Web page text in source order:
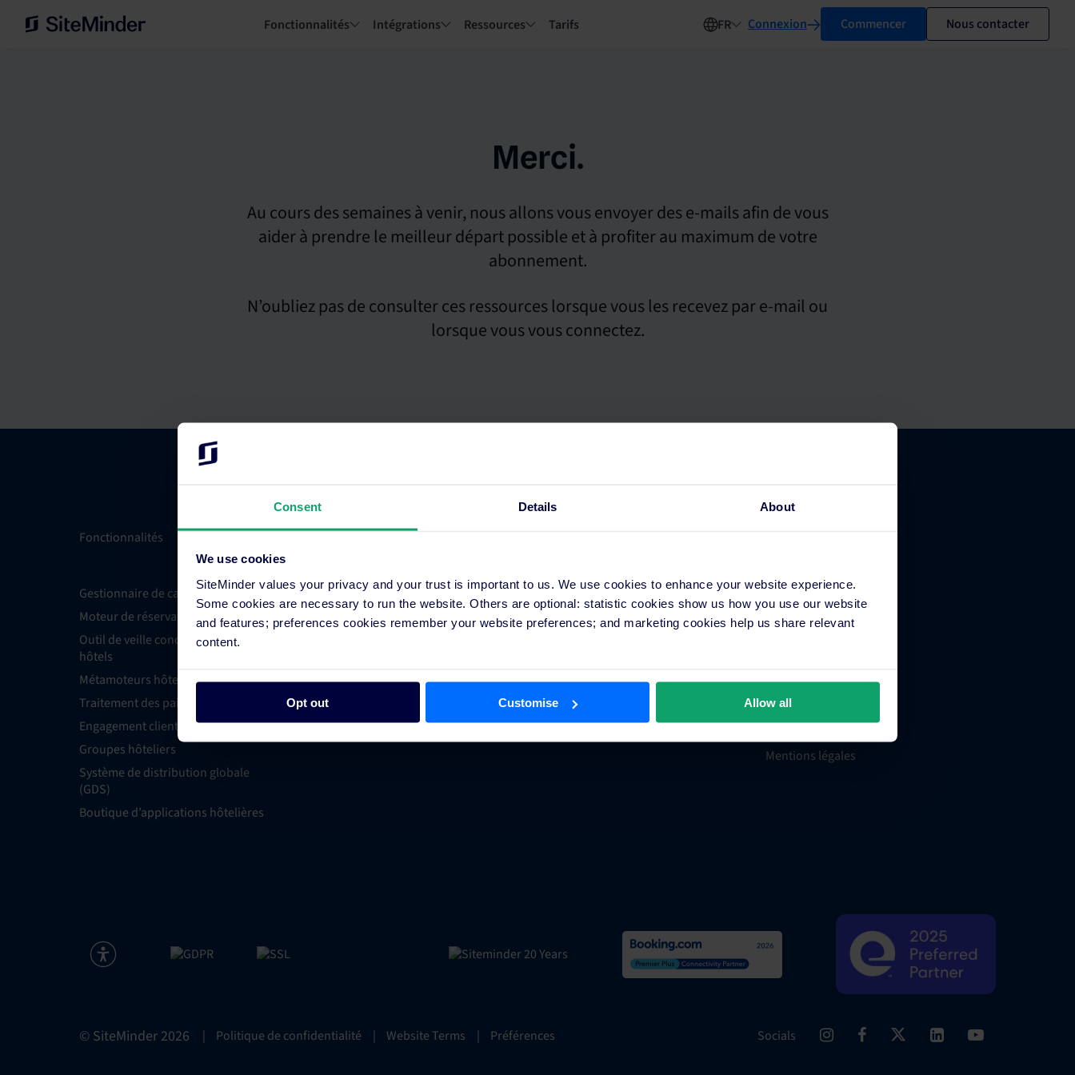
Consent Details About
We use cookies
SiteMinder values your privacy and your trust is important to us. We use cookies to enhance your website experience.
Some cookies are necessary to run the website. Others are optional: statistic cookies show us how you use our website
and features; preferences cookies remember your website preferences; and marketing cookies help us share relevant
content.
Opt out Customise Allow all
Fonctionnalités Intégrations Ressources Tarifs FR Connexion Commencer Nous contacter
Merci.
Au cours des semaines à venir, nous allons vous envoyer des e-mails afin de vous
aider à prendre le meilleur départ possible et à profiter au maximum de votre
abonnement.
N’oubliez pas de consulter ces ressources lorsque vous les recevez par e-mail ou
lorsque vous vous connectez.
Fonctionnalités
Gestionnaire de canaux pour hôtels
Moteur de réservation en ligne
Outil de veille concurrentielle pour
hôtels
Métamoteurs hôteliers
Traitement des paiements hôteliers
Engagement client
Groupes hôteliers
Système de distribution globale
(GDS)
Boutique d’applications hôtelières
Demande de partenariat pour
l’intégration
Trouver un expert
Toutes les intégrations
Programmes de partenariat
Distribution
Technologies
Études de cas
Groupes hôteliers
Qui nous sommes
Contact
Carrière
Dernières actualités
Mentions légales
© SiteMinder 2026 | Politique de confidentialité | Website Terms | Préférences Socials